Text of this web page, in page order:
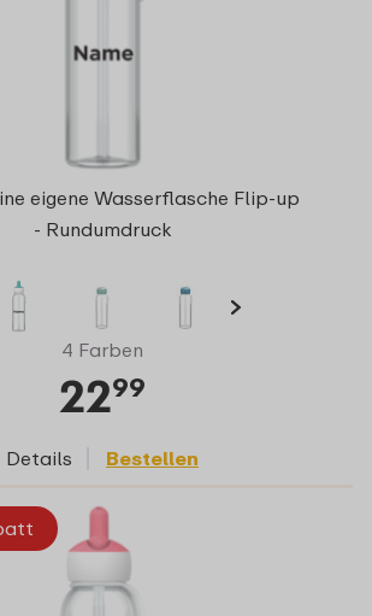
eigene Wasserflasche Flip-up
- Rundumdruck
4 Farben
2299
Details Bestellen